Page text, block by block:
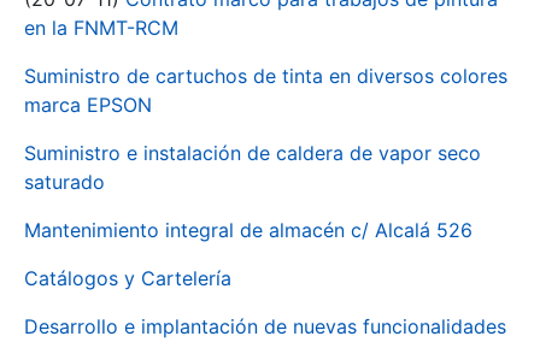
en la FNMT-RCM
Suministro de cartuchos de tinta en diversos colores
marca EPSON
Suministro e instalación de caldera de vapor seco
saturado
Mantenimiento integral de almacén c/ Alcalá 526
Catálogos y Cartelería
Desarrollo e implantación de nuevas funcionalidades